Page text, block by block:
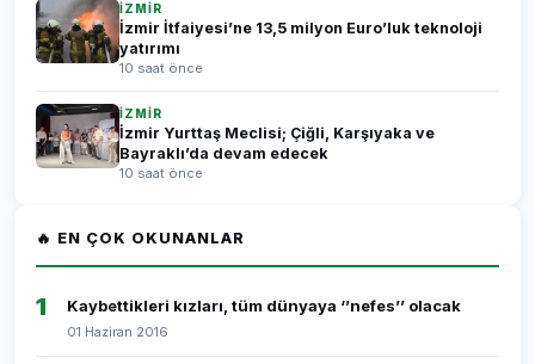
İZMİR
İzmir İtfaiyesi’ne 13,5 milyon Euro’luk teknoloji
yatırımı
10 saat önce
İZMİR
İzmir Yurttaş Meclisi; Çiğli, Karşıyaka ve
Bayraklı’da devam edecek
10 saat önce
🔥 EN ÇOK OKUNANLAR
1 Kaybettikleri kızları, tüm dünyaya ‘’nefes’’ olacak
01 Haziran 2016